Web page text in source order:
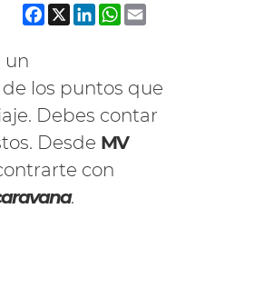
Facebook
X LinkedInWhatsApp
un
los puntos que
Debes contar
Desde MV
con
.